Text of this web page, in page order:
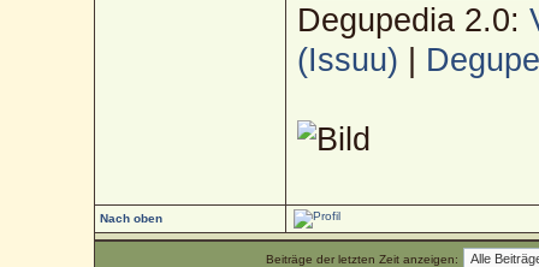
Degupedia 2.0:
(Issuu)
Nach oben
Beiträge der letzten Zeit anzeigen: